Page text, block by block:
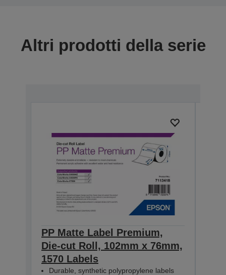
Altri prodotti della serie
PP Matte Label Premium,
Die-cut Roll, 102mm x 76mm,
1570 Labels
Durable, synthetic polypropylene labels